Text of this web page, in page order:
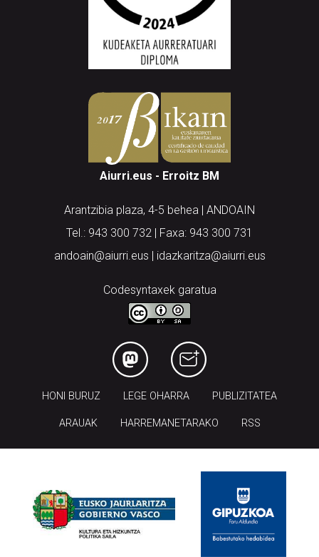
Aiurri.eus - Erroitz BM
Arantzibia plaza, 4-5 behea | ANDOAIN
Tel.: 943 300 732 | Faxa: 943 300 731
andoain@aiurri.eus | idazkaritza@aiurri.eus
Codesyntaxek garatua
HONI BURUZ LEGE OHARRA PUBLIZITATEA
ARAUAK HARREMANETARAKO RSS